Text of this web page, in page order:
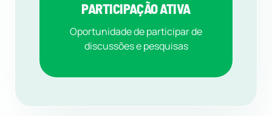
PARTICIPAÇÃO ATIVA
Oportunidade de participar de
discussões e pesquisas